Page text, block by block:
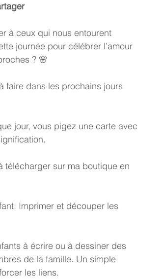
à ceux qui nous entourent
journée pour célébrer l’amour
? 🌸
faire dans les prochains jours
jour, vous pigez une carte avec
télécharger sur ma boutique en
Imprimer et découper les
à écrire ou à dessiner des
de la famille. Un simple
les liens.